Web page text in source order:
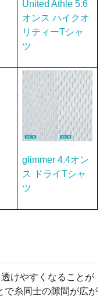
United Athle 5.6
オンス ハイクオ
リティーTシャ
ツ
glimmer 4.4オン
ス ドライTシャ
ツ
けやすくなることが
で糸同士の隙間が広が